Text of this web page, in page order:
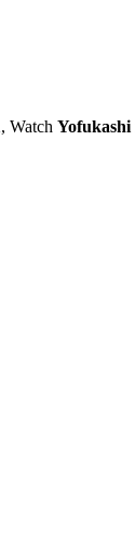
, Watch Yofukashi